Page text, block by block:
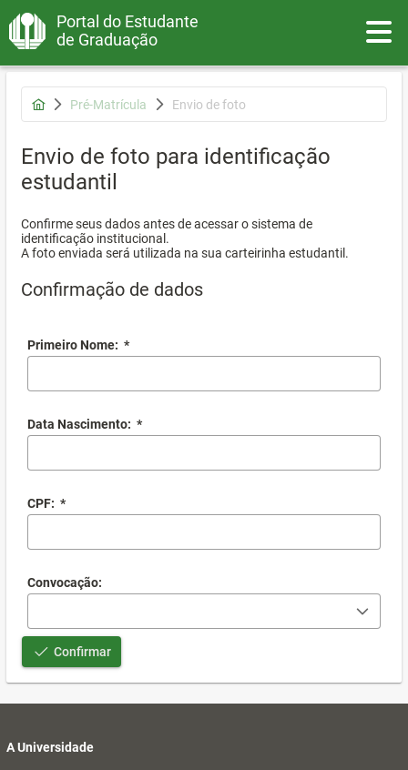
Portal do Estudante
de Graduação
Pré-Matrícula Envio de foto
Envio de foto para identificação
estudantil
Confirme seus dados antes de acessar o sistema de
identificação institucional.
A foto enviada será utilizada na sua carteirinha estudantil.
Confirmação de dados
Primeiro Nome: *
Data Nascimento: *
CPF: *
Convocação:
Confirmar
A Universidade